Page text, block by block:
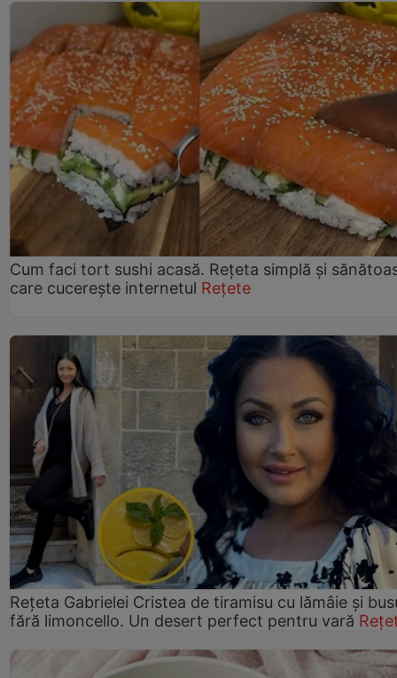
Cum faci tort sushi acasă. Rețeta simplă și
care cucerește internetul Rețete
Rețeta Gabrielei Cristea de tiramisu cu lămâie și
fără limoncello. Un desert perfect pentru vară